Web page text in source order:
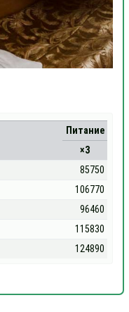
Питание
×3
85750
106770
96460
115830
124890